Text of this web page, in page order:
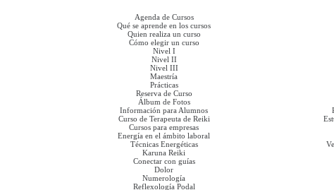
Agenda de Cursos
Qué se aprende en los cursos
Quien realiza un curso
Cómo elegir un curso
Nivel I
Nivel II
Nivel III
Maestría
Prácticas
Reserva de Curso
Álbum de Fotos
Información para Alumnos
Curso de Terapeuta de Reiki
Cursos para empresas
Energía en el ámbito laboral
Técnicas Energéticas
Karuna Reiki
Conectar con guías
Dolor
Numerología
Reflexología Podal